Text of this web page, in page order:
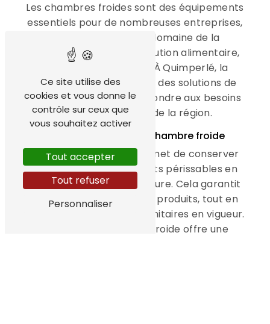
Les chambres froides sont des équipements
essentiels pour de nombreuses entreprises,
notamment dans le domaine de la
restauration, de la distribution alimentaire,
ou encore de la santé. À Quimperlé, la
société Fourtec propose des solutions de
chambre froide pour répondre aux besoins
des professionnels de la région.
Les avantages d'une chambre froide
Une chambre froide permet de conserver
efficacement des produits périssables en
contrôlant leur température. Cela garantit
une meilleure qualité des produits, tout en
respectant les normes sanitaires en vigueur.
De plus, une chambre froide offre une
Ce site utilise des
cookies et vous donne le
contrôle sur ceux que
vous souhaitez activer
Tout accepter
Tout refuser
Personnaliser